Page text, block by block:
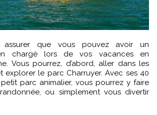
chargé lors de vos vacances en
Vous pourrez, d’abord, aller dans les
explorer le parc Charruyer. Avec ses 40
parc animalier, vous pourrez y faire
ou simplement vous divertir